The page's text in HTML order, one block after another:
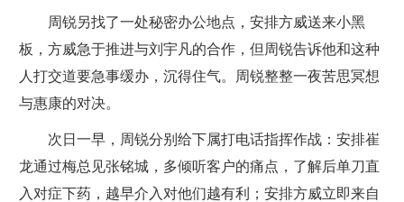
周锐另找了一处秘密办公地点，安排方威送来小黑
板，方威急于推进与刘宇凡的合作，但周锐告诉他和这种
人打交道要急事缓办，沉得住气。周锐整整一夜苦思冥想
与惠康的对决。
次日一早，周锐分别给下属打电话指挥作战：安排崔
龙通过梅总见张铭城，多倾听客户的痛点，了解后单刀直
入对症下药，越早介入对他们越有利；安排方威立即来自